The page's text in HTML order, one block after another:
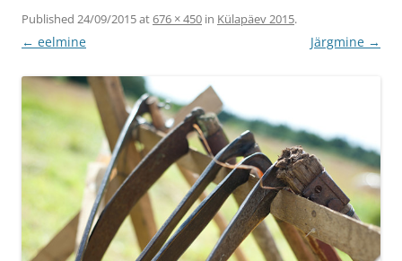
Published 24/09/2015at676 × 450 in Külapäev 2015.
← eelmine Järgmine →